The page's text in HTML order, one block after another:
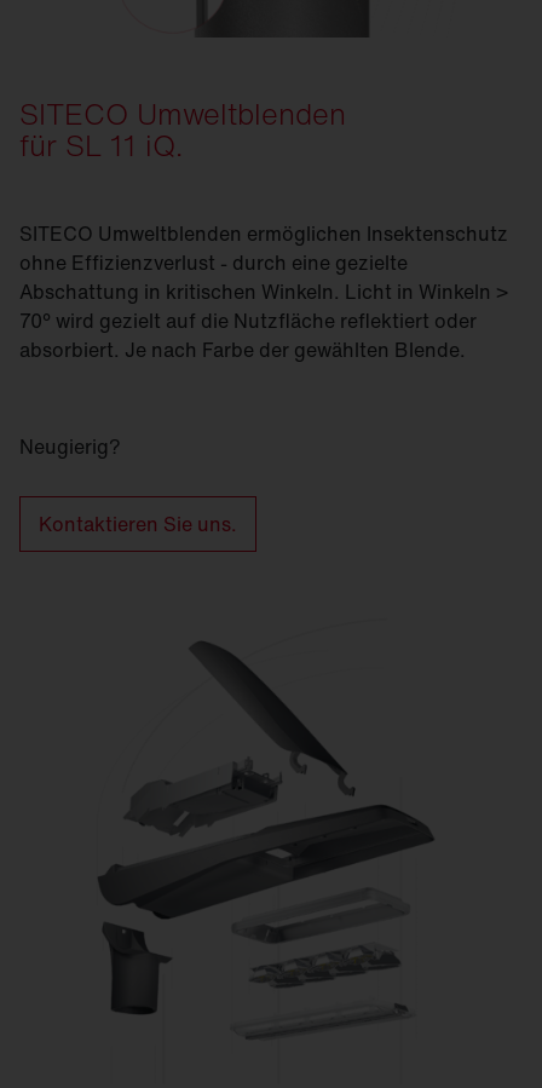
SITECO Umweltblenden
für SL 11 iQ.
SITECO Umweltblenden ermöglichen Insektenschutz
ohne Effizienzverlust - durch eine gezielte
Abschattung in kritischen Winkeln. Licht in Winkeln >
70° wird gezielt auf die Nutzfläche reflektiert oder
absorbiert. Je nach Farbe der gewählten Blende.
Neugierig?
Kontaktieren Sie uns.